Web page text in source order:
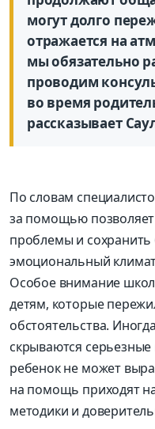
могут долго
отражается на
мы обязательно
проводим
во время
рассказывает
По словам
за помощью
проблемы и
эмоциональный
Особое внимание
детям, которые
обстоятельства.
скрываются
ребенок не может
на помощь приходят
методики и